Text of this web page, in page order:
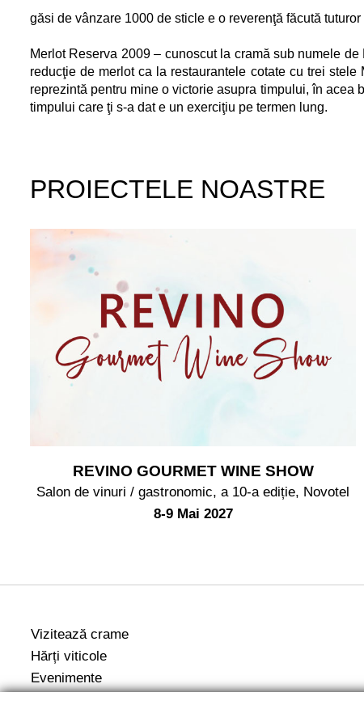
găsi de vânzare 1000 de sticle e o reverenţă făcută
Merlot Reserva 2009 – cunoscut la cramă sub numele
reducţie de merlot ca la restaurantele cotate cu trei
reprezintă pentru mine o victorie asupra timpului, în
timpului care ţi s-a dat e un exerciţiu pe termen lung.
PROIECTELE NOASTRE
REVINO GOURMET WINE SHOW
Salon de vinuri / gastronomic, a 10-a ediție, Novotel
8-9 Mai 2027
Vizitează crame
Hărți viticole
Evenimente